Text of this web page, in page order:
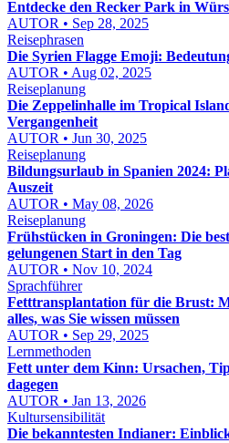
Entdecke den Recker Park in
AUTOR • Sep 28, 2025
Reisephrasen
Die Syrien Flagge Emoji:
AUTOR • Aug 02, 2025
Reiseplanung
Die Zeppelinhalle im Tropical
Vergangenheit
AUTOR • Jun 30, 2025
Reiseplanung
Bildungsurlaub in Spanien 2024:
Auszeit
AUTOR • May 08, 2026
Reiseplanung
Frühstücken in Groningen: Die
gelungenen Start in den Tag
AUTOR • Nov 10, 2024
Sprachführer
Fetttransplantation für die Brust:
alles, was Sie wissen müssen
AUTOR • Sep 29, 2025
Lernmethoden
Fett unter dem Kinn: Ursachen,
dagegen
AUTOR • Jan 13, 2026
Kultursensibilität
Die bekanntesten Indianer: